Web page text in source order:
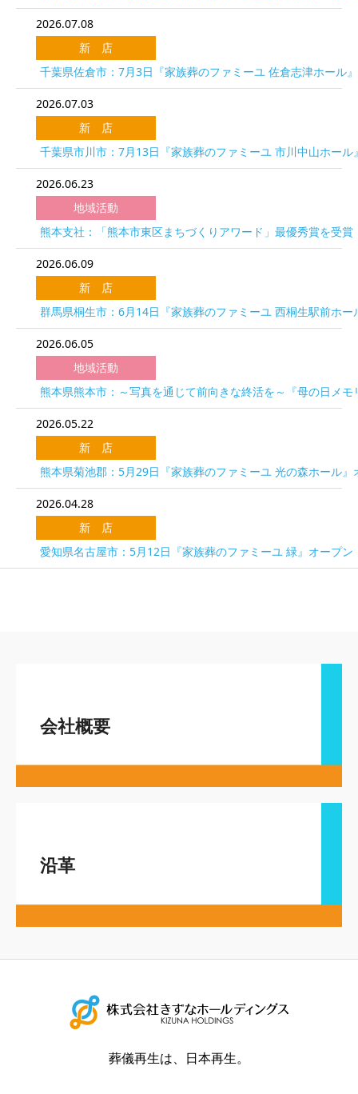
2026.07.08
新 店
千葉県佐倉市：7月3日『家族葬のファミーユ 佐倉志津ホール
2026.07.03
新 店
千葉県市川市：7月13日『家族葬のファミーユ 市川中山ホール
2026.06.23
地域活動
熊本支社：「熊本市東区まちづくりアワード」最優秀賞を受賞
2026.06.09
新 店
群馬県桐生市：6月14日『家族葬のファミーユ 西桐生駅前ホー
2026.06.05
地域活動
熊本県熊本市：～写真を通じて前向きな終活を～『母の日メ
2026.05.22
新 店
熊本県菊池郡：5月29日『家族葬のファミーユ 光の森ホール』
2026.04.28
新 店
愛知県名古屋市：5月12日『家族葬のファミーユ 緑』オープン
会社概要
沿革
葬儀再生は、日本再生。